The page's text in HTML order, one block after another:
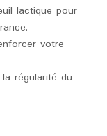
lactique pour
votre
régularité du